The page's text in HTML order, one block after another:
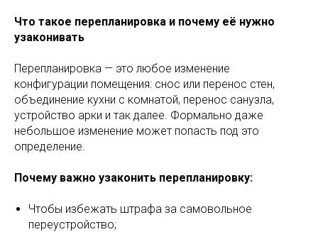
Что такое перепланировка и почему её нужно
узаконивать
Перепланировка — это любое изменение
конфигурации помещения: снос или перенос стен,
объединение кухни с комнатой, перенос санузла,
устройство арки и так далее. Формально даже
небольшое изменение может попасть под это
определение.
Почему важно узаконить перепланировку:
Чтобы избежать штрафа за самовольное
переустройство;